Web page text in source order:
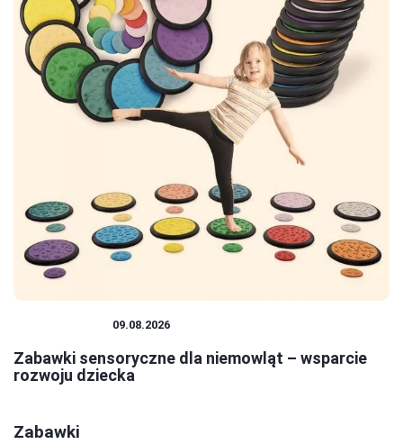
09.08.2026
Zabawki sensoryczne dla niemowląt – wsparcie
rozwoju dziecka
Zabawki